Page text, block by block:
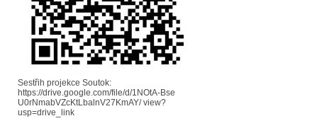
Sestřih projekce Soutok:
https://drive.google.com/file/d/1NOtA-Bse
U0rNmabVZcKtLbalnV27KmAY/ view?
usp=drive_link